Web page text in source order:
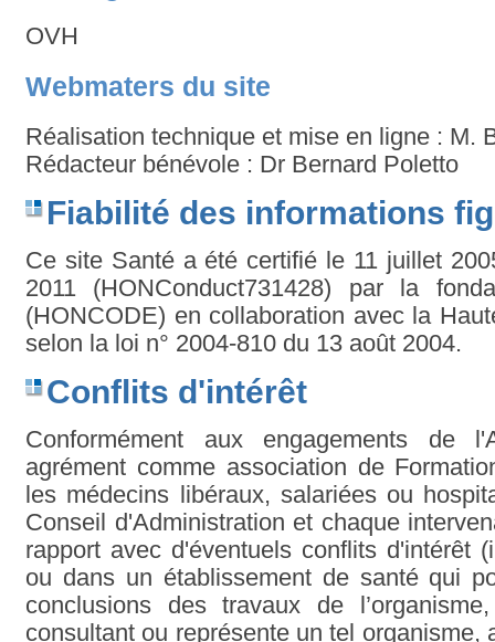
OVH
Webmaters du site
Réalisation technique et mise en ligne : M.
Rédacteur bénévole : Dr Bernard Poletto
Fiabilité des informations
Ce site Santé a été certifié le 11 juillet
2011 (HONConduct731428) par la
(HONCODE) en collaboration avec la
selon la loi n° 2004-810 du 13 août 2004.
Conflits d'intérêt
Conformément aux engagements de
agrément comme association de
les médecins libéraux, salariées ou
Conseil d'Administration et chaque
rapport avec d'éventuels conflits d'intérêt
ou dans un établissement de santé qui
conclusions des travaux de
consultant ou représente un tel organisme,